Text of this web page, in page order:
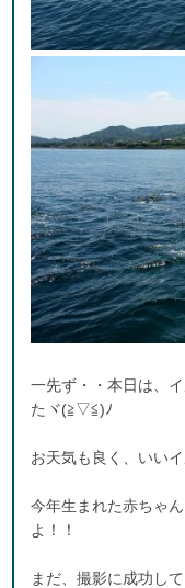
一先ず・・本日は、
たヾ(≧▽≦)ﾉ
お天気も良く、いい
今年生まれた赤ちゃ
よ！！
まだ、撮影に成功し